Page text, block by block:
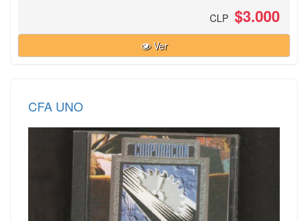
CLP $3.000
Ver
CFA UNO